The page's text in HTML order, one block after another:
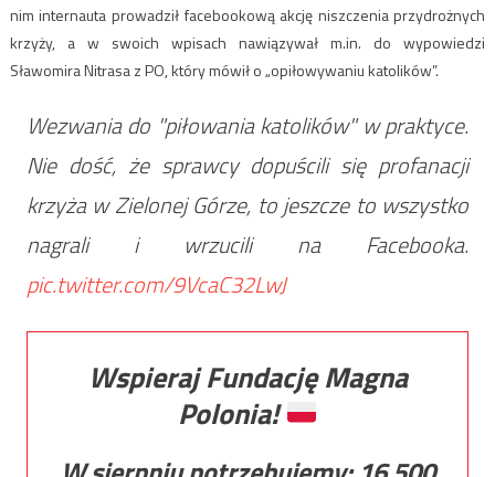
nim internauta prowadził facebookową akcję niszczenia przydrożnych
krzyży, a w swoich wpisach nawiązywał m.in. do wypowiedzi
Sławomira Nitrasa z PO, który mówił o „opiłowywaniu katolików”.
Wezwania do "piłowania katolików" w praktyce.
Nie dość, że sprawcy dopuścili się profanacji
krzyża w Zielonej Górze, to jeszcze to wszystko
nagrali i wrzucili na Facebooka.
pic.twitter.com/9VcaC32LwJ
Wspieraj Fundację Magna
Polonia!